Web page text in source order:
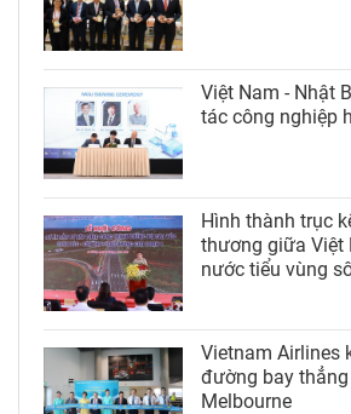
Việt Nam - Nhật
tác công nghiệp
Hình thành trục
thương giữa Việt
nước tiểu vùng
Vietnam Airlines
đường bay thẳng
Melbourne